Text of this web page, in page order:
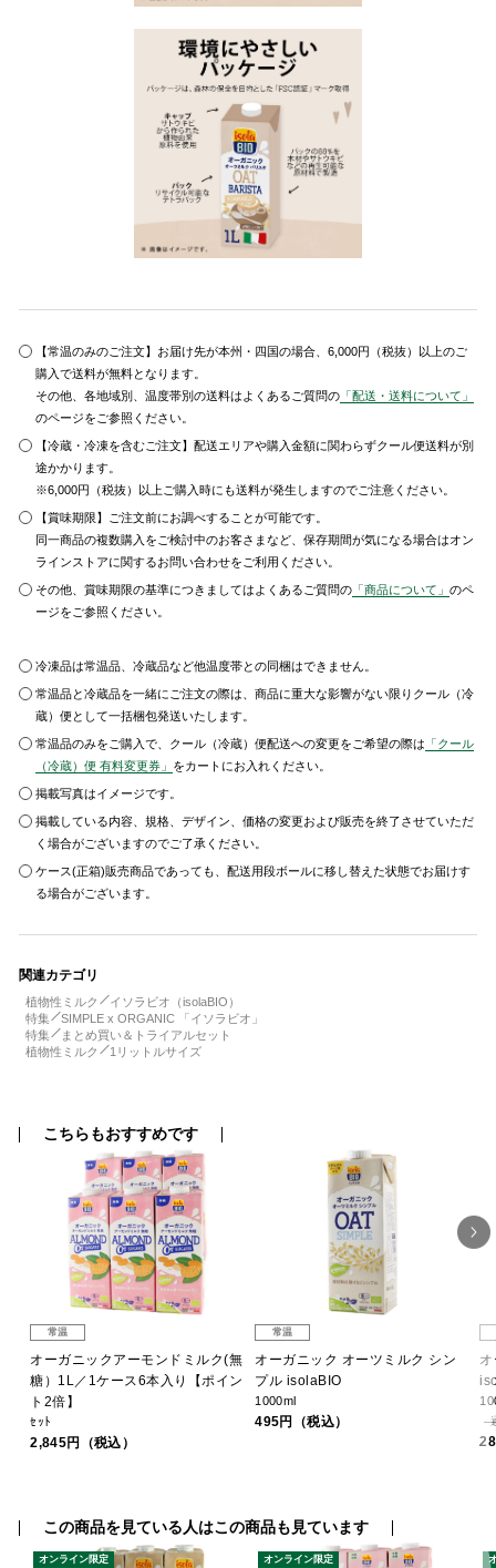
【常温のみのご注文】お届け先が本州・四国の場合、6,000円（税抜）以上のご
購入で送料が無料となります。
その他、各地域別、温度帯別の送料はよくあるご質問の 「配送・送料について」
のページをご参照ください。
【冷蔵・冷凍を含むご注文】配送エリアや購入金額に関わらずクール便送料が別
途かかります。
※6,000円（税抜）以上ご購入時にも送料が発生しますのでご注意ください。
【賞味期限】ご注文前にお調べすることが可能です。
同一商品の複数購入をご検討中のお客さまなど、保存期間が気になる場合はオン
ラインストアに関するお問い合わせをご利用ください。
その他、賞味期限の基準につきましてはよくあるご質問の 「商品について」のペ
ージをご参照ください。
冷凍品は常温品、冷蔵品など他温度帯との同梱はできません。
常温品と冷蔵品を一緒にご注文の際は、商品に重大な影響がない限りクール（冷
蔵）便として一括梱包発送いたします。
常温品のみをご購入で、クール（冷蔵）便配送への変更をご希望の際は 「クール
（冷蔵）便 有料変更券」 をカートにお入れください。
掲載写真はイメージです。
掲載している内容、規格、デザイン、価格の変更および販売を終了させていただ
く場合がございますのでご了承ください。
ケース(正箱)販売商品であっても、配送用段ボールに移し替えた状態でお届けす
る場合がございます。
関連カテゴリ
植物性ミルク
イソラビオ（isolaBIO）
特集
SIMPLE x ORGANIC 「イソラビオ」
特集
まとめ買い＆トライアルセット
植物性ミルク
1リットルサイズ
こちらもおすすめです
常温
オーガニックアーモンドミルク(無
糖）1L／1ケース6本入り【ポイン
ト2倍】
ｾｯﾄ
2,845円（税込）
常温
オーガニック オーツミルク シン
プル isolaBIO
1000ml
495円（税込）
この商品を見ている人はこの商品も見ています
オンライン限定 オンライン限定